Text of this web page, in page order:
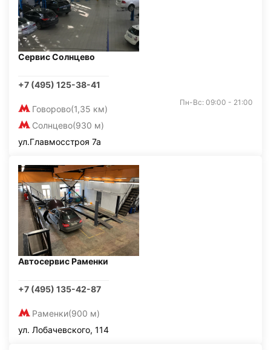
Сервис Солнцево
+7 (495) 125-38-41
Говорово(1,35 км)
Солнцево(930 м)
Пн-Вс: 09:00 - 21:00
ул.Главмосстроя 7а
Автосервис Раменки
+7 (495) 135-42-87
Раменки(900 м)
ул. Лобачевского, 114